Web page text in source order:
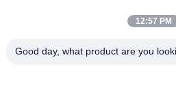
OEM 13810-PWA-003 13810-PWA-
12:57 PM
Good day, what product are you